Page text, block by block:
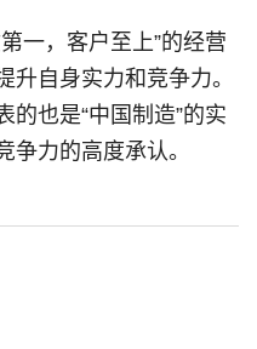
一，客户至上”的经营
自身实力和竞争力。
的也是“中国制造”的实
争力的高度承认。